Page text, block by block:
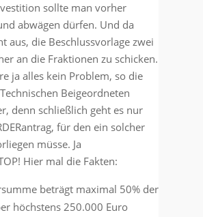
sollte man vorher
abwägen dürfen. Und da
aus, die Beschlussvorlage zwei
an die Fraktionen zu schicken.
ja alles kein Problem, so die
Beigeordneten
denn schließlich geht es nur
für den ein solcher
müsse. Ja
Hier mal die Fakten:
beträgt maximal 50% der
höchstens 250.000 Euro